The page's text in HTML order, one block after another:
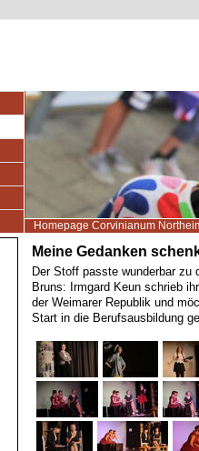
Homepage Corvinianum
Meine Gedanken
Der Stoff passte wunderbar zu
Bruns: Irmgard Keun schrieb
der Weimarer Republik und
Start in die Berufsausbildung